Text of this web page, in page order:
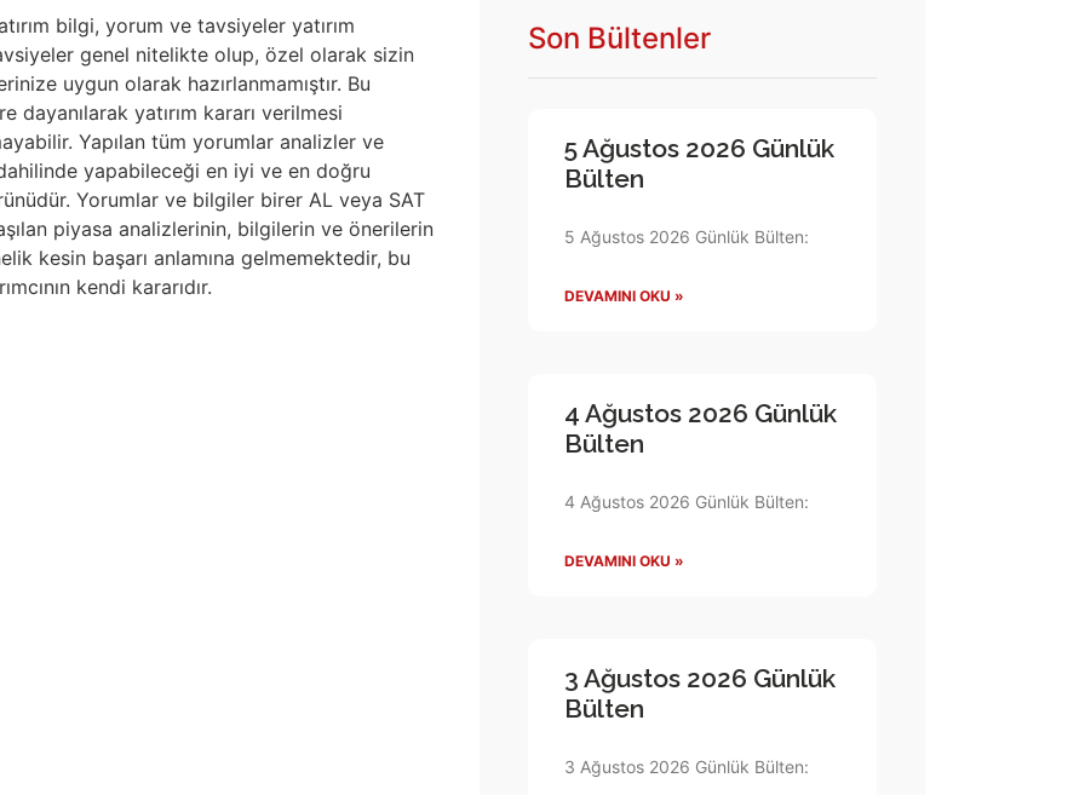
bilgi, yorum ve tavsiyeler yatırım
genel nitelikte olup, özel olarak sizin
uygun olarak hazırlanmamıştır. Bu
yatırım kararı verilmesi
Yapılan tüm yorumlar analizler ve
yapabileceği en iyi ve en doğru
Yorumlar ve bilgiler birer AL veya SAT
piyasa analizlerinin, bilgilerin ve önerilerin
kesin başarı anlamına gelmemektedir, bu
kendi kararıdır.
Son Bültenler
5 Ağustos 2026 Günlük
Bülten
5 Ağustos 2026 Günlük Bülten:
DEVAMINI OKU »
4 Ağustos 2026 Günlük
Bülten
4 Ağustos 2026 Günlük Bülten:
DEVAMINI OKU »
3 Ağustos 2026 Günlük
Bülten
3 Ağustos 2026 Günlük Bülten: